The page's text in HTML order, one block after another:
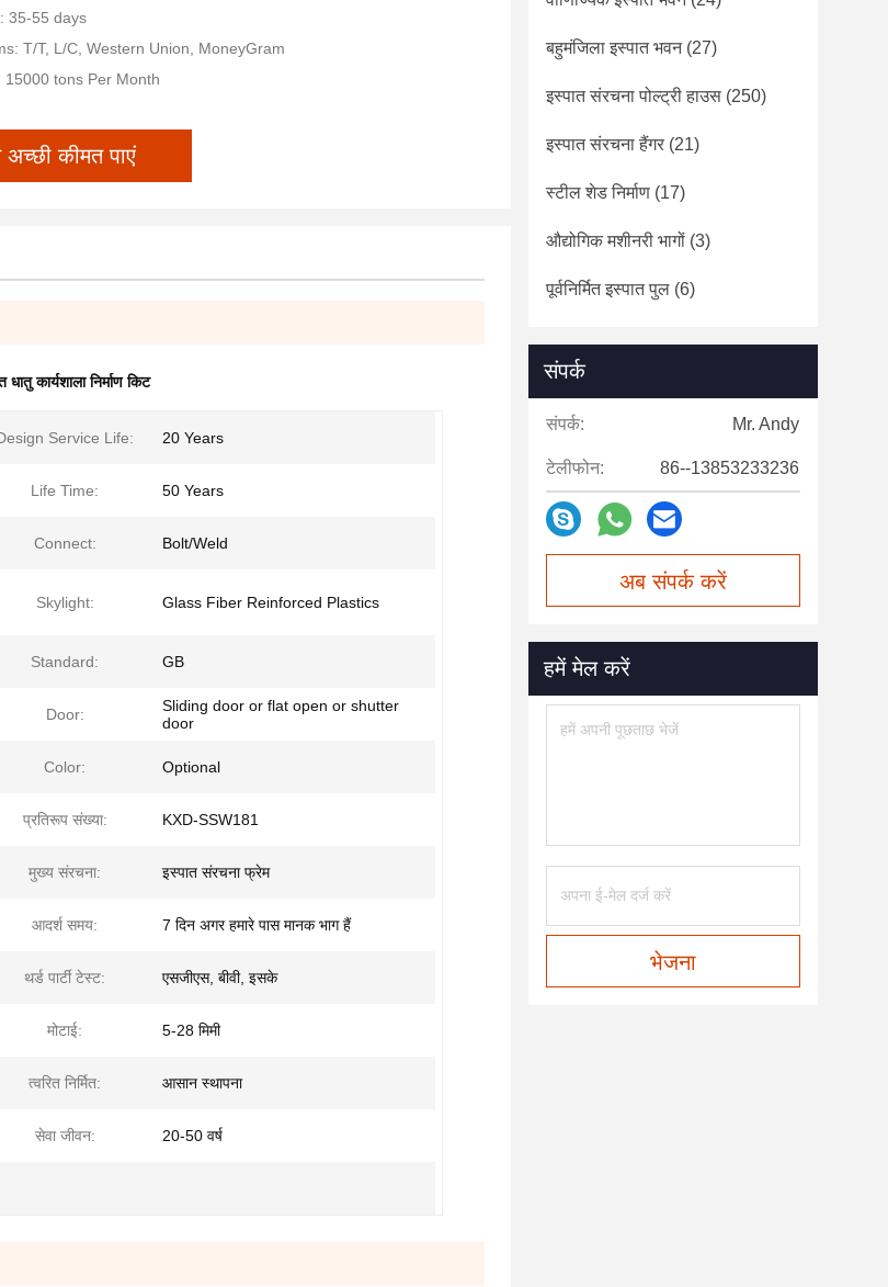
35-55 days
T/T, L/C, Western Union, MoneyGram
15000 tons Per Month
कीमत पाएं
धातु कार्यशाला निर्माण किट
Service Life: 20 Years
Life Time: 50 Years
Connect: Bolt/Weld
Skylight: Glass Fiber Reinforced Plastics
Standard: GB
Door:
Sliding door or flat open or shutter
door
Color: Optional
प्रतिरूप संख्या: KXD-SSW181
मुख्य संरचना: इस्पात संरचना फ्रेम
आदर्श समय: 7 दिन अगर हमारे पास मानक भाग हैं
थर्ड पार्टी टेस्ट: एसजीएस, बीवी, इसके
मोटाई: 5-28 मिमी
त्वरित निर्मित: आसान स्थापना
सेवा जीवन: 20-50 वर्ष
बहुमंजिला इस्पात भवन(27)
इस्पात संरचना पोल्ट्री हाउस (250)
इस्पात संरचना हैंगर (21)
स्टील शेड निर्माण (17)
औद्योगिक मशीनरी भागों (3)
पूर्वनिर्मित इस्पात पुल (6)
संपर्क
संपर्क: Mr. Andy
टेलीफोन: 86--13853233236
अब संपर्क करें
हमें मेल करें
भेजना